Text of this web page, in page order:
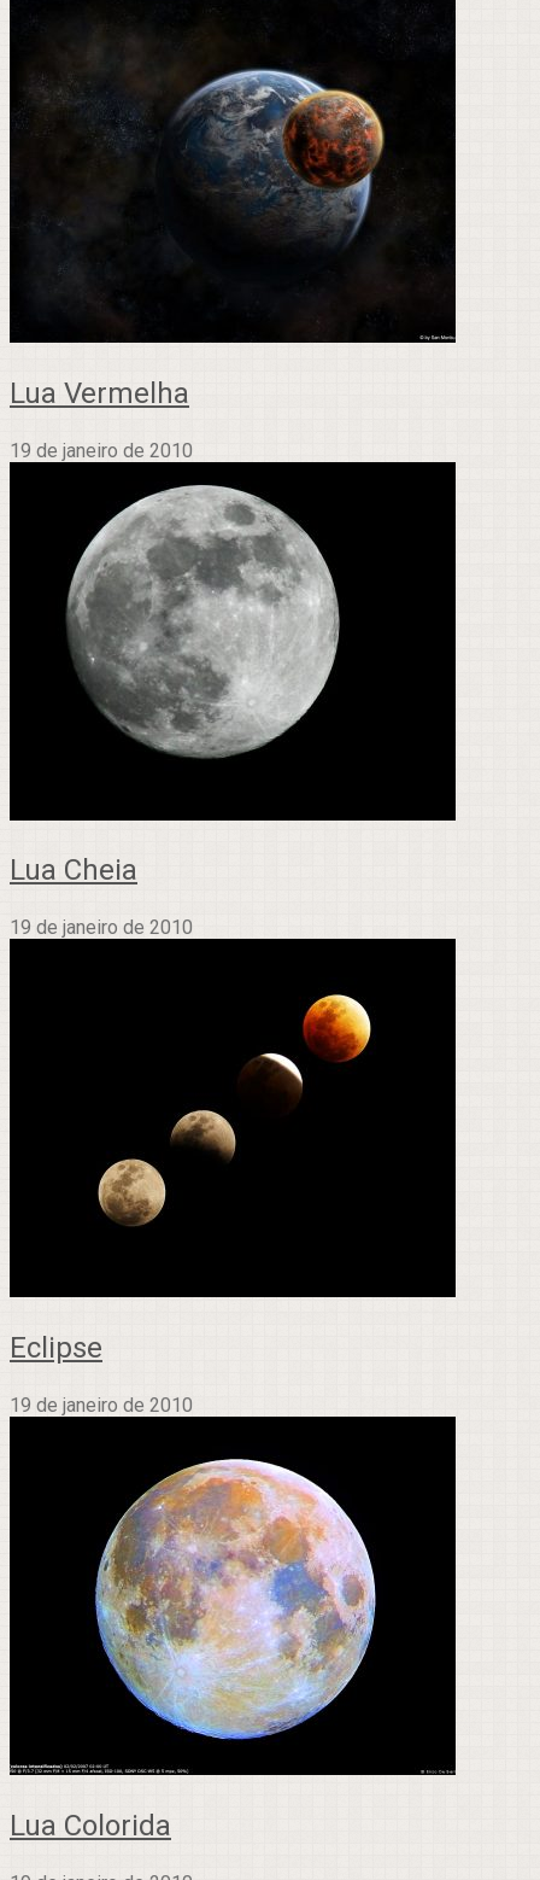
Lua Vermelha
19 de janeiro de 2010
Lua Cheia
19 de janeiro de 2010
Eclipse
19 de janeiro de 2010
Lua Colorida